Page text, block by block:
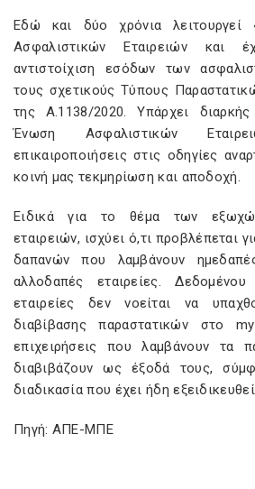
Εδώ και δύο χρόνια λειτουργεί
Ασφαλιστικών Εταιρειών και
αντιστοίχιση εσόδων των
τους σχετικούς Τύπους
της Α.1138/2020. Υπάρχει
Ένωση Ασφαλιστικών
επικαιροποιήσεις στις οδηγίες
κοινή μας τεκμηρίωση και αποδοχή.
Ειδικά για το θέμα των
εταιρειών, ισχύει ό,τι προβλέπεται
δαπανών που λαμβάνουν
αλλοδαπές εταιρείες.
εταιρείες δεν νοείται να
διαβίβασης παραστατικών στο
επιχειρήσεις που λαμβάνουν τα
διαβιβάζουν ως έξοδά τους,
διαδικασία που έχει ήδη
Πηγή: ΑΠΕ-ΜΠΕ